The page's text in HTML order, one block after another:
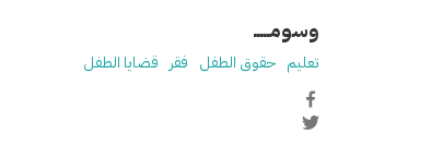
وسومـــــ
تعليم حقوق الطفل فقر قضايا الطفل